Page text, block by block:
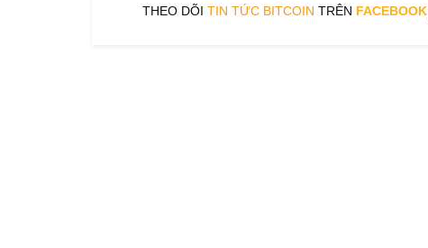
THEO DÕI TIN TỨC BITCOIN TRÊN FACEBOOK